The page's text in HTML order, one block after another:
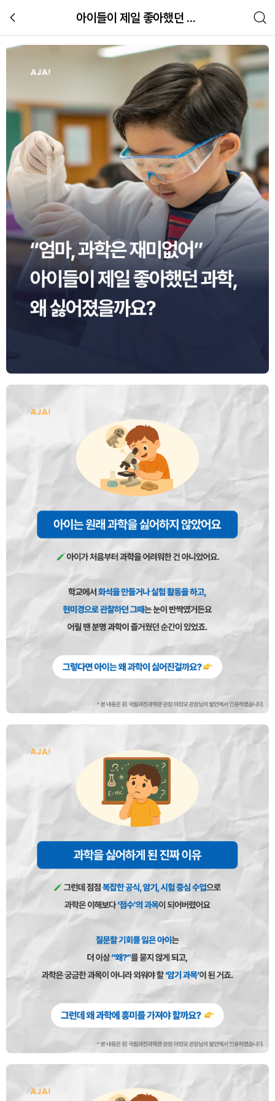
아이들이 제일 좋아했던 과학, 왜 싫어졌을까요?
아이들이 제일 좋아했던 과학, 왜 싫
교육관련 체험 이미지 갤러리